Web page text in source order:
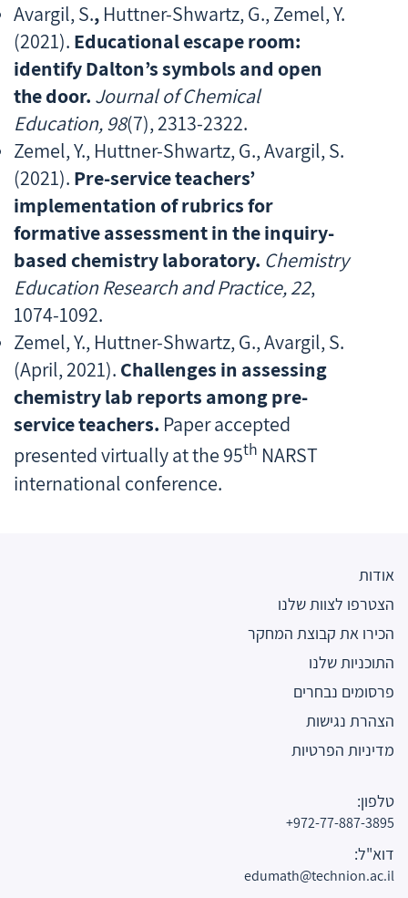
Avargil, S., Huttner-Shwartz, G., Zemel, Y.
(2021). Educational escape room:
identify Dalton’s symbols and open
the door. Journal of Chemical
Education, 98(7), 2313-2322.
Zemel, Y., Huttner-Shwartz, G., Avargil, S.
(2021). Pre-service teachers’
implementation of rubrics for
formative assessment in the inquiry-
based chemistry laboratory. Chemistry
Education Research and Practice, 22,
1074-1092.
Zemel, Y., Huttner-Shwartz, G., Avargil, S.
(April, 2021). Challenges in assessing
chemistry lab reports among pre-
service teachers. Paper accepted
presented virtually at the 95th NARST
international conference.
אודות
הצטרפו לצוות שלנו
הכירו את קבוצת המחקר
התוכניות שלנו
פרסומים נבחרים
הצהרת נגישות
מדיניות הפרטיות
טלפון:
972-77-887-3895+
דוא"ל:
edumath@technion.ac.il